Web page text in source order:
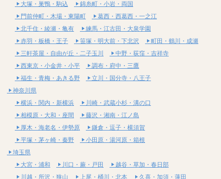
大塚・巣鴨・駒込
錦糸町・小岩・両国
門前仲町・木場・東陽町
葛西・西葛西・一之江
北千住・綾瀬・亀有
練馬・江古田・大泉学園
赤羽・板橋・王子
笹塚・明大前・下北沢
町田・鶴川・成瀬
三軒茶屋・自由が丘・二子玉川
中野・荻窪・吉祥寺
西東京・小金井・小平
調布・府中・三鷹
福生・青梅・あきる野
立川・国分寺・八王子
神奈川県
横浜・関内・新横浜
川崎・武蔵小杉・溝の口
相模原・大和・座間
藤沢・湘南・江ノ島
厚木・海老名・伊勢原
鎌倉・逗子・横須賀
平塚・茅ヶ崎・秦野
小田原・湯河原・箱根
埼玉県
大宮・浦和
川口・蕨・戸田
越谷・草加・春日部
川越・所沢・狭山
上尾・桶川・北本 久喜・加須・蓮田